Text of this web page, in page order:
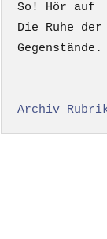
So! Hör auf
Die Ruhe der
Gegenstände.
Archiv